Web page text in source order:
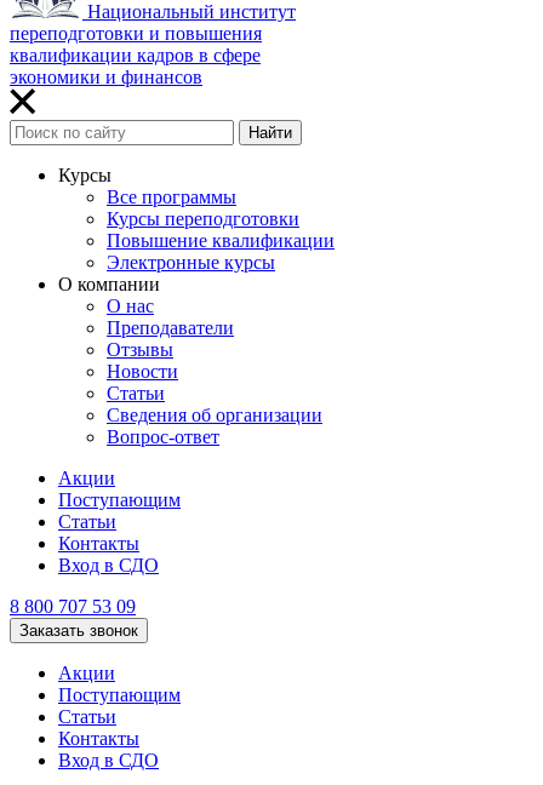
Национальный институт
переподготовки и повышения
квалификации кадров в сфере
экономики и финансов
Найти
Курсы
Все программы
Курсы переподготовки
Повышение квалификации
Электронные курсы
О компании
О нас
Преподаватели
Отзывы
Новости
Статьи
Сведения об организации
Вопрос-ответ
Акции
Поступающим
Статьи
Контакты
Вход в СДО
8 800 707 53 09
Заказать звонок
Акции
Поступающим
Статьи
Контакты
Вход в СДО